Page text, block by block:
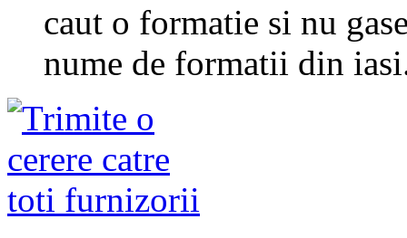
caut o formatie si nu
nume de formatii din